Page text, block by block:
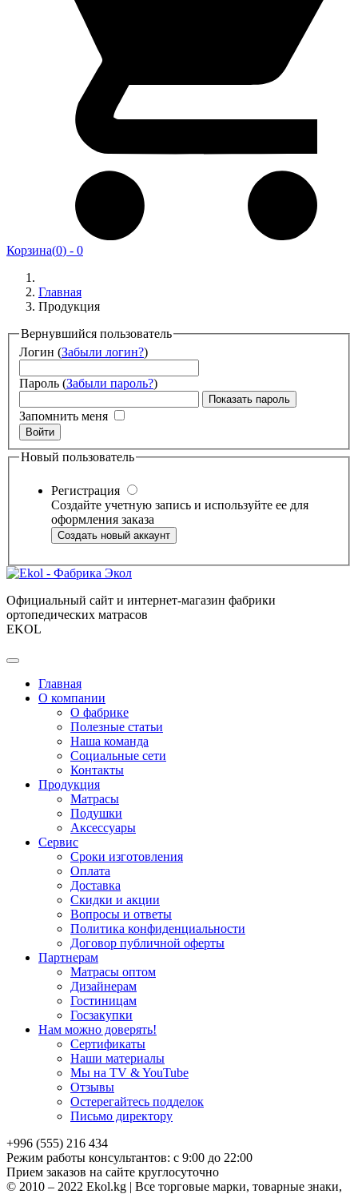
Корзина(0) - 0
Главная
Продукция
Вернувшийся пользователь
Логин (Забыли логин?)
Пароль (Забыли пароль?)
Показать пароль
Запомнить меня
Войти
Новый пользователь
Регистрация
Создайте учетную запись и используйте ее для
оформления заказа
Создать новый аккаунт
Официальный сайт и интернет-магазин фабрики
ортопедических матрасов
EKOL
Главная
О компании
О фабрике
Полезные статьи
Наша команда
Социальные сети
Контакты
Продукция
Матрасы
Подушки
Аксессуары
Сервис
Сроки изготовления
Оплата
Доставка
Скидки и акции
Вопросы и ответы
Политика конфиденциальности
Договор публичной оферты
Партнерам
Матрасы оптом
Дизайнерам
Гостиницам
Госзакупки
Нам можно доверять!
Сертификаты
Наши материалы
Мы на TV & YouTube
Отзывы
Остерегайтесь подделок
Письмо директору
+996 (555) 216 434
Режим работы консультантов: с 9:00 до 22:00
Прием заказов на сайте круглосуточно
© 2010 – 2022 Ekol.kg | Все торговые марки, товарные знаки,